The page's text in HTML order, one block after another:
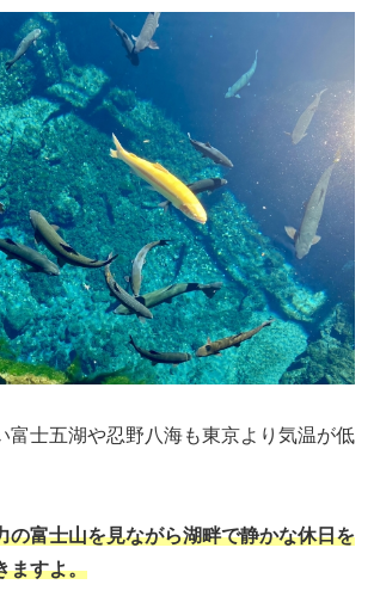
富士五湖や忍野八海も東京より気温が低
の富士山を見ながら湖畔で静かな休日を
ますよ。